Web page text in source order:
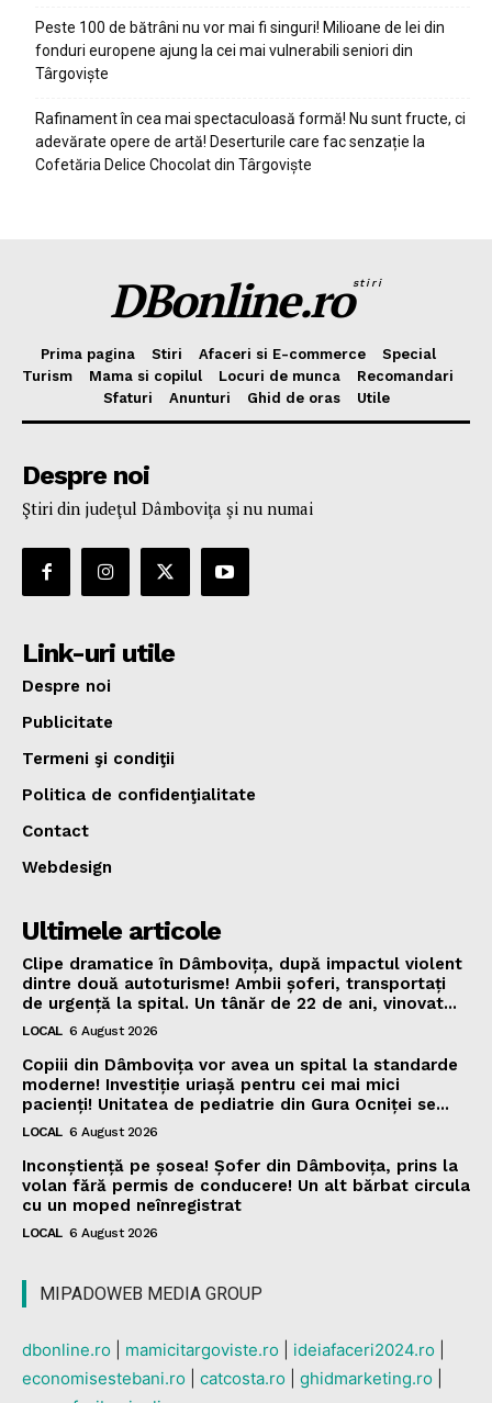
Peste 100 de bătrâni nu vor mai fi singuri! Milioane de lei din
fonduri europene ajung la cei mai vulnerabili seniori din
Târgoviște
Rafinament în cea mai spectaculoasă formă! Nu sunt fructe, ci
adevărate opere de artă! Deserturile care fac senzație la
Cofetăria Delice Chocolat din Târgoviște
DBonline.rostiri
Prima pagina Stiri Afaceri si E-commerce
Special
Turism
Mama si copilul Locuri de munca
Recomandari
Sfaturi
Anunturi Ghid de oras Utile
Despre noi
Ştiri din judeţul Dâmboviţa şi nu numai
Link-uri utile
Despre noi
Publicitate
Termeni şi condiţii
Politica de confidenţialitate
Contact
Webdesign
Ultimele articole
Clipe dramatice în Dâmbovița, după impactul violent
dintre două autoturisme! Ambii șoferi, transportați
de urgență la spital. Un tânăr de 22 de ani, vinovat...
LOCAL 6 August 2026
Copiii din Dâmbovița vor avea un spital la standarde
moderne! Investiție uriașă pentru cei mai mici
pacienți! Unitatea de pediatrie din Gura Ocniței se...
LOCAL 6 August 2026
Inconștiență pe șosea! Șofer din Dâmbovița, prins la
volan fără permis de conducere! Un alt bărbat circula
cu un moped neînregistrat
LOCAL 6 August 2026
MIPADOWEB MEDIA GROUP
dbonline.ro mamicitargoviste.ro ideiafaceri2024.ro
economisestebani.ro
catcosta.ro ghidmarketing.ro